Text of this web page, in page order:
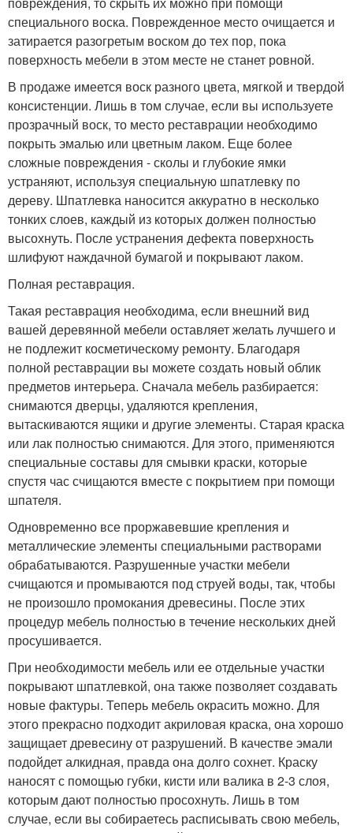
специального воска. Поврежденное место очищается и
затирается разогретым воском до тех пор, пока
поверхность мебели в этом месте не станет ровной.
В продаже имеется воск разного цвета, мягкой и твердой
консистенции. Лишь в том случае, если вы используете
прозрачный воск, то место реставрации необходимо
покрыть эмалью или цветным лаком. Еще более
сложные повреждения - сколы и глубокие ямки
устраняют, используя специальную шпатлевку по
дереву. Шпатлевка наносится аккуратно в несколько
тонких слоев, каждый из которых должен полностью
высохнуть. После устранения дефекта поверхность
шлифуют наждачной бумагой и покрывают лаком.
Полная реставрация.
Такая реставрация необходима, если внешний вид
вашей деревянной мебели оставляет желать лучшего и
не подлежит косметическому ремонту. Благодаря
полной реставрации вы можете создать новый облик
предметов интерьера. Сначала мебель разбирается:
снимаются дверцы, удаляются крепления,
вытаскиваются ящики и другие элементы. Старая краска
или лак полностью снимаются. Для этого, применяются
специальные составы для смывки краски, которые
спустя час счищаются вместе с покрытием при помощи
шпателя.
Одновременно все проржавевшие крепления и
металлические элементы специальными растворами
обрабатываются. Разрушенные участки мебели
счищаются и промываются под струей воды, так, чтобы
не произошло промокания древесины. После этих
процедур мебель полностью в течение нескольких дней
просушивается.
При необходимости мебель или ее отдельные участки
покрывают шпатлевкой, она также позволяет создавать
новые фактуры. Теперь мебель окрасить можно. Для
этого прекрасно подходит акриловая краска, она хорошо
защищает древесину от разрушений. В качестве эмали
подойдет алкидная, правда она долго сохнет. Краску
наносят с помощью губки, кисти или валика в 2-3 слоя,
которым дают полностью просохнуть. Лишь в том
случае, если вы собираетесь расписывать свою мебель,